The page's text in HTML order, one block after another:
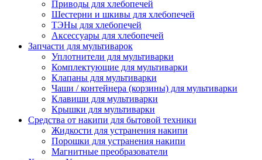
Приводы для хлебопечей
Шестерни и шкивы для хлебопечей
ТЭНы для хлебопечей
Аксессуары для хлебопечей
Запчасти для мультиварок
Уплотнители для мультиварки
Комплектующие для мультиварки
Клапаны для мультиварки
Чаши / контейнера (корзины) для мультиварки
Клавиши для мультиварки
Крышки для мультиварки
Средства от накипи для бытовой техники
Жидкости для устранения накипи
Порошки для устранения накипи
Магнитные преобразователи